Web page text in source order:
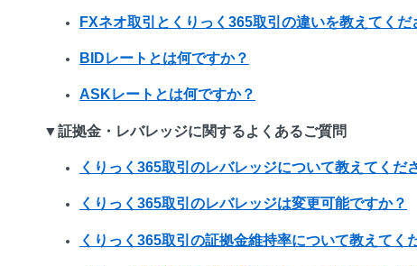
FXネオ取引とくりっく365取引の違いを教えてくだ
BIDレートとは何ですか？
ASKレートとは何ですか？
▼証拠金・レバレッジに関するよくあるご質問
くりっく365取引のレバレッジについて教えてくだ
くりっく365取引のレバレッジは変更可能ですか？
くりっく365取引の証拠金維持率について教えてく